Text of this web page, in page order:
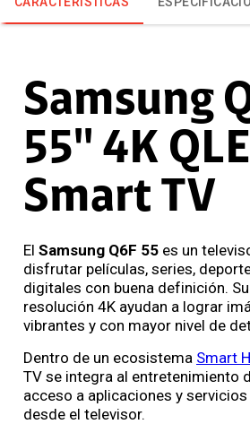
Samsung
55'' 4K
Smart TV
El Samsung Q6F 55 es un
disfrutar películas, series,
digitales con buena definición.
resolución 4K ayudan a lograr
vibrantes y con mayor nivel de
Dentro de un ecosistema Smart
TV se integra al entretenimiento
acceso a aplicaciones y
desde el televisor.